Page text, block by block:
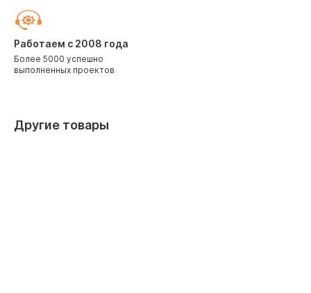
Работаем с 2008 года
Более 5000 успешно
выполненных проектов
Другие товары